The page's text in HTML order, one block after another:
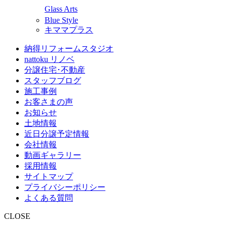
Glass Arts
Blue Style
キママプラス
納得リフォームスタジオ
nattoku リノベ
分譲住宅･不動産
スタッフブログ
施工事例
お客さまの声
お知らせ
土地情報
近日分譲予定情報
会社情報
動画ギャラリー
採用情報
サイトマップ
プライバシーポリシー
よくある質問
CLOSE